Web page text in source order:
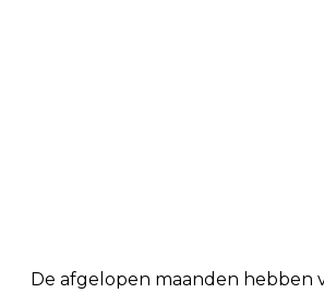
De afgelopen maanden hebben